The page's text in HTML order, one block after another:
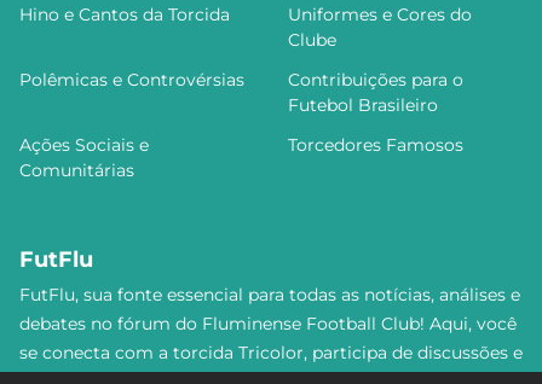
Hino e Cantos da Torcida
Uniformes e Cores do
Clube
Polêmicas e Controvérsias
Contribuições para o
Futebol Brasileiro
Ações Sociais e
Comunitárias
Torcedores Famosos
FutFlu
FutFlu, sua fonte essencial para todas as notícias, análises e
debates no fórum do Fluminense Football Club! Aqui, você
se conecta com a torcida Tricolor, participa de discussões e